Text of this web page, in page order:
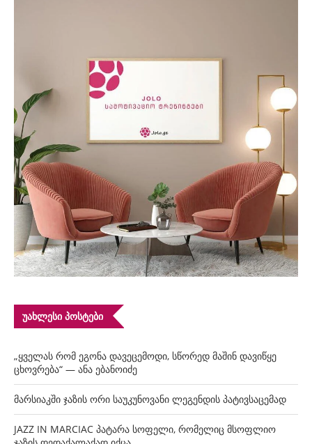
ᲣᲐᲮᲚᲔᲡᲘ ᲞᲝᲡᲢᲔᲑᲘ
„ყველას რომ ეგონა დავეცემოდი, სწორედ მაშინ დავიწყე
ცხოვრება“ — ანა ებანოიძე
მარსიაკში ჯაზის ორი საუკუნოვანი ლეგენდის პატივსაცემად
JAZZ IN MARCIAC პატარა სოფელი, რომელიც მსოფლიო